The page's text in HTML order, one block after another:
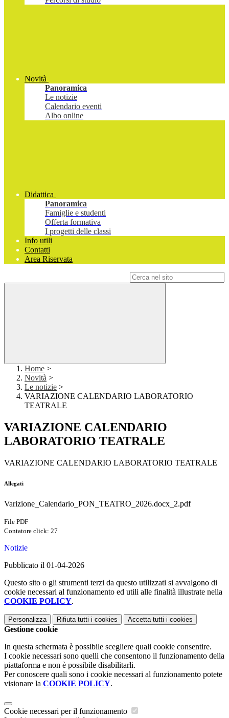
Novità
Panoramica
Le notizie
Calendario eventi
Albo online
Didattica
Panoramica
Famiglie e studenti
Offerta formativa
I progetti delle classi
Info utili
Contatti
Area Riservata
Home >
Novità >
Le notizie >
VARIAZIONE CALENDARIO LABORATORIO
TEATRALE
VARIAZIONE CALENDARIO
LABORATORIO TEATRALE
VARIAZIONE CALENDARIO LABORATORIO TEATRALE
Allegati
Varizione_Calendario_PON_TEATRO_2026.docx_2.pdf
File PDF
Contatore click: 27
Notizie
Pubblicato il 01-04-2026
Questo sito o gli strumenti terzi da questo utilizzati si avvalgono di
cookie necessari al funzionamento ed utili alle finalità illustrate nella
COOKIE POLICY.
Personalizza Rifiuta tutti i cookies Accetta tutti i cookies
Gestione cookie
In questa schermata è possibile scegliere quali cookie consentire.
I cookie necessari sono quelli che consentono il funzionamento della
piattaforma e non è possibile disabilitarli.
Per conoscere quali sono i cookie necessari al funzionamento potete
visionare la COOKIE POLICY.
Cookie necessari per il funzionamento